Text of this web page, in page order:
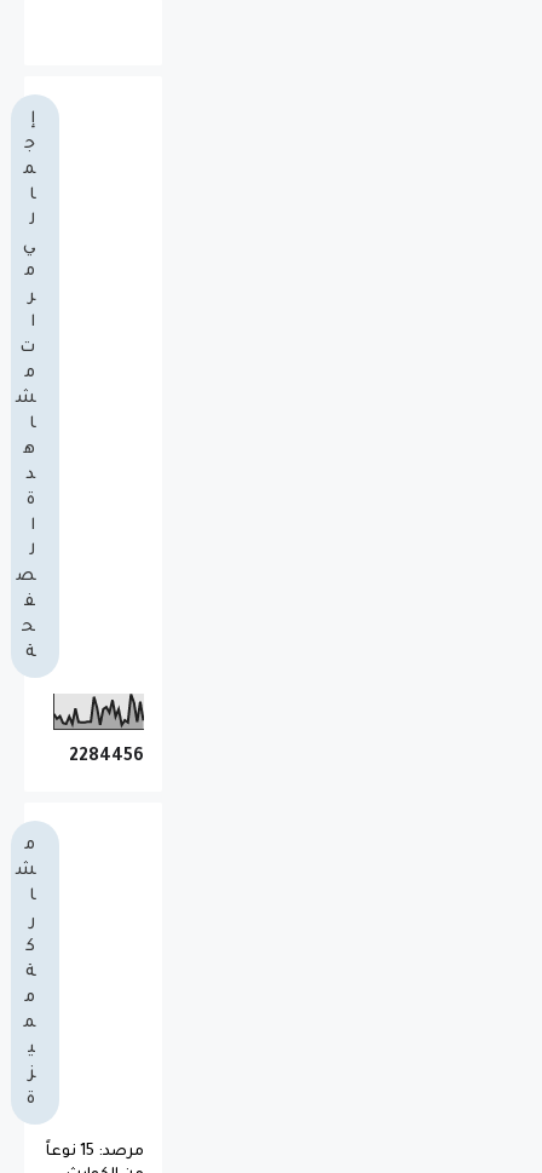
إ
ج
م
ا
ل
ي
م
ر
ا
ت
م
ش
ا
ه
د
ة
ا
ل
ص
ف
ح
ة
2284456
م
ش
ا
ر
ك
ة
م
م
ي
ز
ة
مرصد: 15 نوعاً